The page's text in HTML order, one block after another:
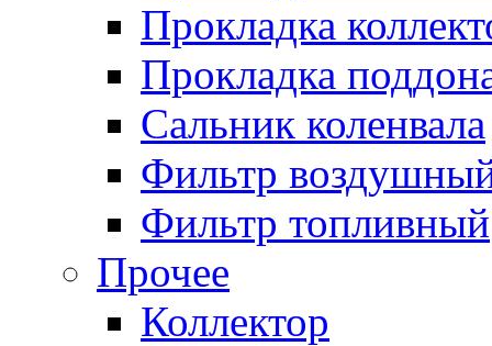
Прокладка
Прокладка
Сальник коленвала
Фильтр
Фильтр топливный
Прочее
Коллектор